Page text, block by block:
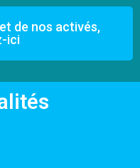
de nos activés,
ici